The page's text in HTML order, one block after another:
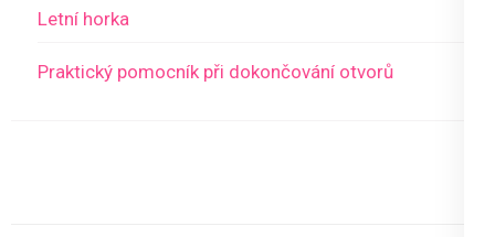
Letní horka
Praktický pomocník při dokončování otvorů